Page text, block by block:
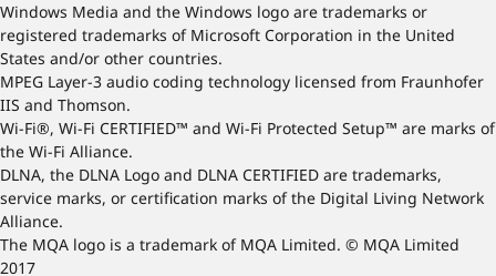
Windows Media and the Windows logo are trademarks or
registered trademarks of Microsoft Corporation in the United
States and/or other countries.
MPEG Layer-3 audio coding technology licensed from Fraunhofer
IIS and Thomson.
Wi-Fi®, Wi-Fi CERTIFIED™ and Wi-Fi Protected Setup™ are marks of
the Wi-Fi Alliance.
DLNA, the DLNA Logo and DLNA CERTIFIED are trademarks,
service marks, or certification marks of the Digital Living Network
Alliance.
The MQA logo is a trademark of MQA Limited. © MQA Limited
2017